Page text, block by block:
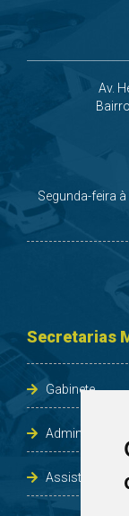
Av.
Segunda-feira
Secretarias
Gabinete
Administração
Assistência